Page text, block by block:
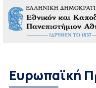
Ευρωπαϊκή